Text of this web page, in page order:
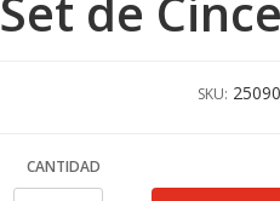
SKU: 25090
CANTIDAD